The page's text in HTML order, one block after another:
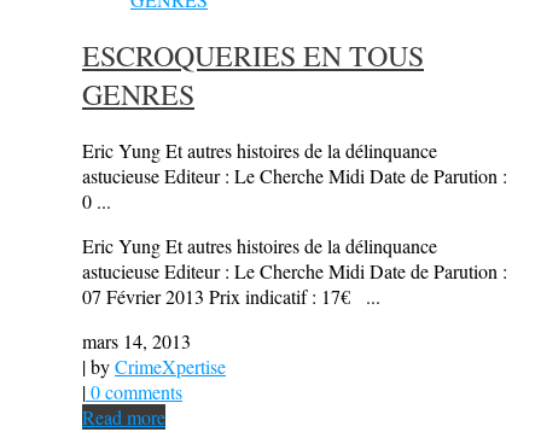
ESCROQUERIES EN TOUS
GENRES
Eric Yung Et autres histoires de la délinquance
astucieuse Editeur : Le Cherche Midi Date de Parution :
0 ...
Eric Yung Et autres histoires de la délinquance
astucieuse Editeur : Le Cherche Midi Date de Parution :
07 Février 2013 Prix indicatif : 17€ ...
mars 14, 2013
| byCrimeXpertise
|0 comments
Read more